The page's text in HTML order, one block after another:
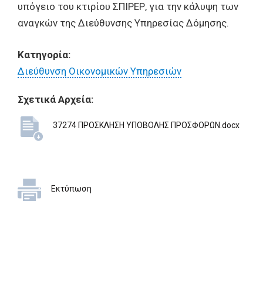
υπόγειο του κτιρίου ΣΠΙΡΕΡ, για την κάλυψη των
αναγκών της Διεύθυνσης Υπηρεσίας Δόμησης.
Κατηγορία:
Διεύθυνση Οικονομικών Υπηρεσιών
Σχετικά Αρχεία:
37274 ΠΡΟΣΚΛΗΣΗ ΥΠΟΒΟΛΗΣ ΠΡΟΣΦΟΡΩΝ.docx
Εκτύπωση